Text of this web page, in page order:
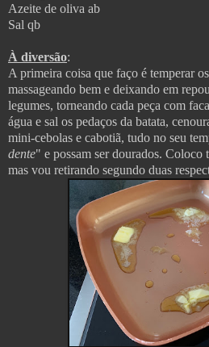
Azeite de oliva ab
Sal qb
À diversão:
A primeira coisa que faço é temperar
massageando bem e deixando em
legumes, torneando cada peça com
água e sal os pedaços da batata,
mini-cebolas e cabotiã, tudo no seu
dente" e possam ser dourados. Coloco
mas vou retirando segundo duas